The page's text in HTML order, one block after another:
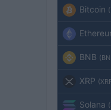
Bitcoin
BNB
XRP
Solana